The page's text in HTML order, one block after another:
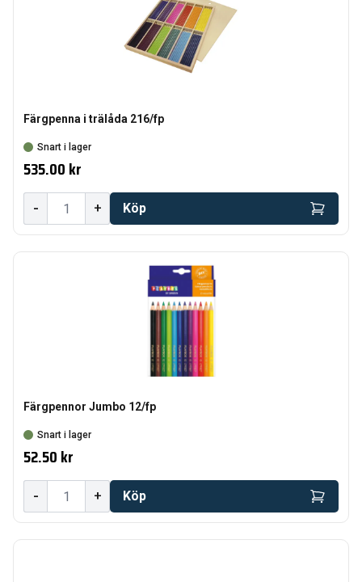
Färgpenna i trälåda 216/fp
Snart i lager
535.00 kr
- + Köp
Färgpennor Jumbo 12/fp
Snart i lager
52.50 kr
- + Köp